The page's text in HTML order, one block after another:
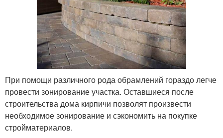
При помощи различного рода обрамлений гораздо легче
провести зонирование участка. Оставшиеся после
строительства дома кирпичи позволят произвести
необходимое зонирование и сэкономить на покупке
стройматериалов.